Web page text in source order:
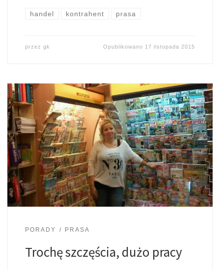
handel kontrahent prasa
przez gk Opublikowano 17 listopada 2015
PORADY PRASA
Trochę szczęścia, dużo pracy